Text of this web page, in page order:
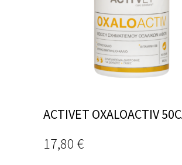
ACTIVET OXALOACTIV
17,80 €